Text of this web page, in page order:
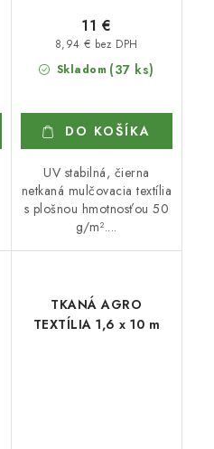
Skladom (37 ks)
8,94 € bez DPH
11 €
DO KOŠÍKA
UV stabilná, čierna
netkaná mulčovacia textília
s plošnou hmotnosťou 50
g/m²....
TKANÁ AGRO
TEXTÍLIA 1,6 x 10 m